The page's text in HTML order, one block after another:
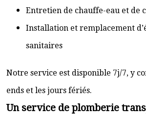
Entretien de chauffe-eau et de
Installation et remplacement
sanitaires
Notre service est disponible 7j/7, y
ends et les jours fériés.
Un service de plomberie